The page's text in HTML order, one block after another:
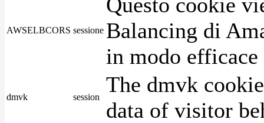
AWSELBCORS sessione Balancing di
in modo
dmvk session
The dmvk
data of visitor